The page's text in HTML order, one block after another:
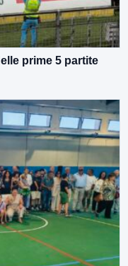
prime 5 partite